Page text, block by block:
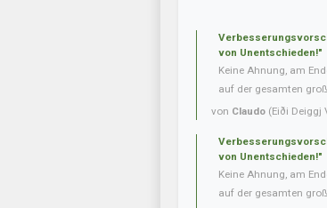
von Unentschieden!"
Keine Ahnung, am
auf der gesamten
von Claudo (Eiði Deiggj
von Unentschieden!"
Keine Ahnung, am
auf der gesamten